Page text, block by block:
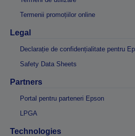
Termenii promoțiilor online
Legal
Declarație de confidențialitate pentru
Safety Data Sheets
Partners
Portal pentru parteneri Epson
LPGA
Technologies